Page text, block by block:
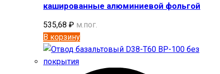
кашированные алюминиевой фольгой
535,68 ₽ м.пог.
В корзину